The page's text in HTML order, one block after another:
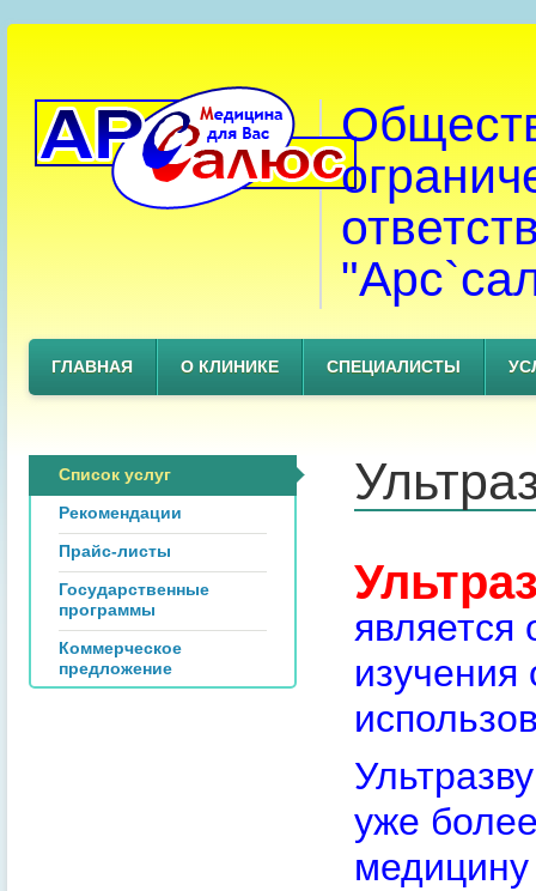
ГЛАВНАЯ О КЛИНИКЕ СПЕЦИАЛИСТЫ
Список услуг
Рекомендации
Прайс-листы
Государственные
программы
Коммерческое
предложение
является
изучения
уже